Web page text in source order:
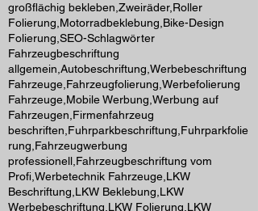
großflächig bekleben,Zweiräder,Roller
Folierung,Motorradbeklebung,Bike-Design
Folierung,SEO-Schlagwörter
Fahrzeugbeschriftung
allgemein,Autobeschriftung,Werbebeschriftung
Fahrzeuge,Fahrzeugfolierung,Werbefolierung
Fahrzeuge,Mobile Werbung,Werbung auf
Fahrzeugen,Firmenfahrzeug
beschriften,Fuhrparkbeschriftung,Fuhrparkfolie
rung,Fahrzeugwerbung
professionell,Fahrzeugbeschriftung vom
Profi,Werbetechnik Fahrzeuge,LKW
Beschriftung,LKW Beklebung,LKW
Werbebeschriftung,LKW Folierung,LKW